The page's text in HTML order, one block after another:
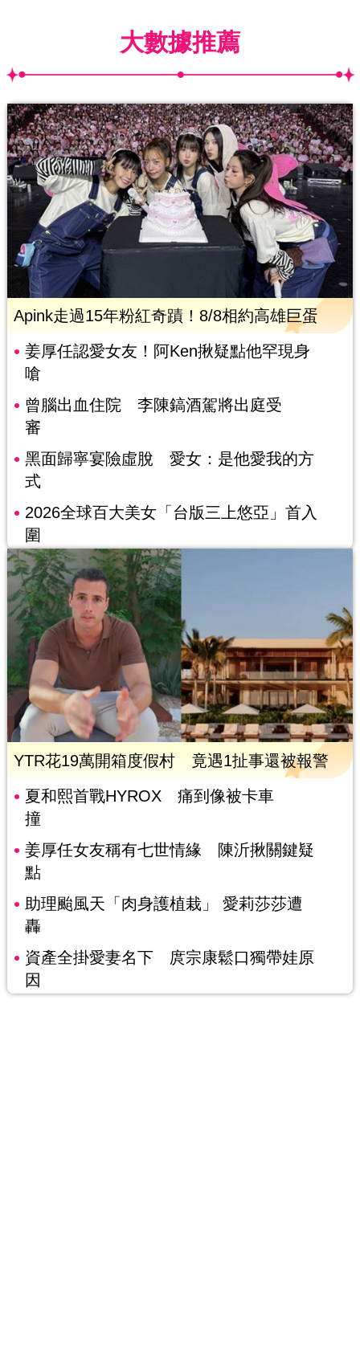
大數據推薦
Apink走過15年粉紅奇蹟！8/8相約高雄巨蛋
姜厚任認愛女友！阿Ken揪疑點他罕現身
嗆
曾腦出血住院 李陳鎬酒駕將出庭受
審
黑面歸寧宴險虛脫 愛女：是他愛我的方
式
2026全球百大美女「台版三上悠亞」首入
圍
YTR花19萬開箱度假村 竟遇1扯事還被報警
夏和熙首戰HYROX 痛到像被卡車
撞
姜厚任女友稱有七世情緣 陳沂揪關鍵疑
點
助理颱風天「肉身護植栽」 愛莉莎莎遭
轟
資產全掛愛妻名下 庹宗康鬆口獨帶娃原
因